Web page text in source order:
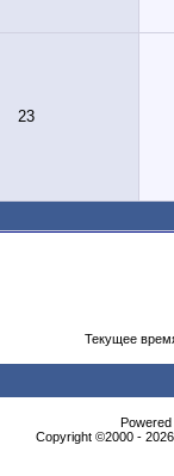
23
Текущее
Copyright ©2000 -